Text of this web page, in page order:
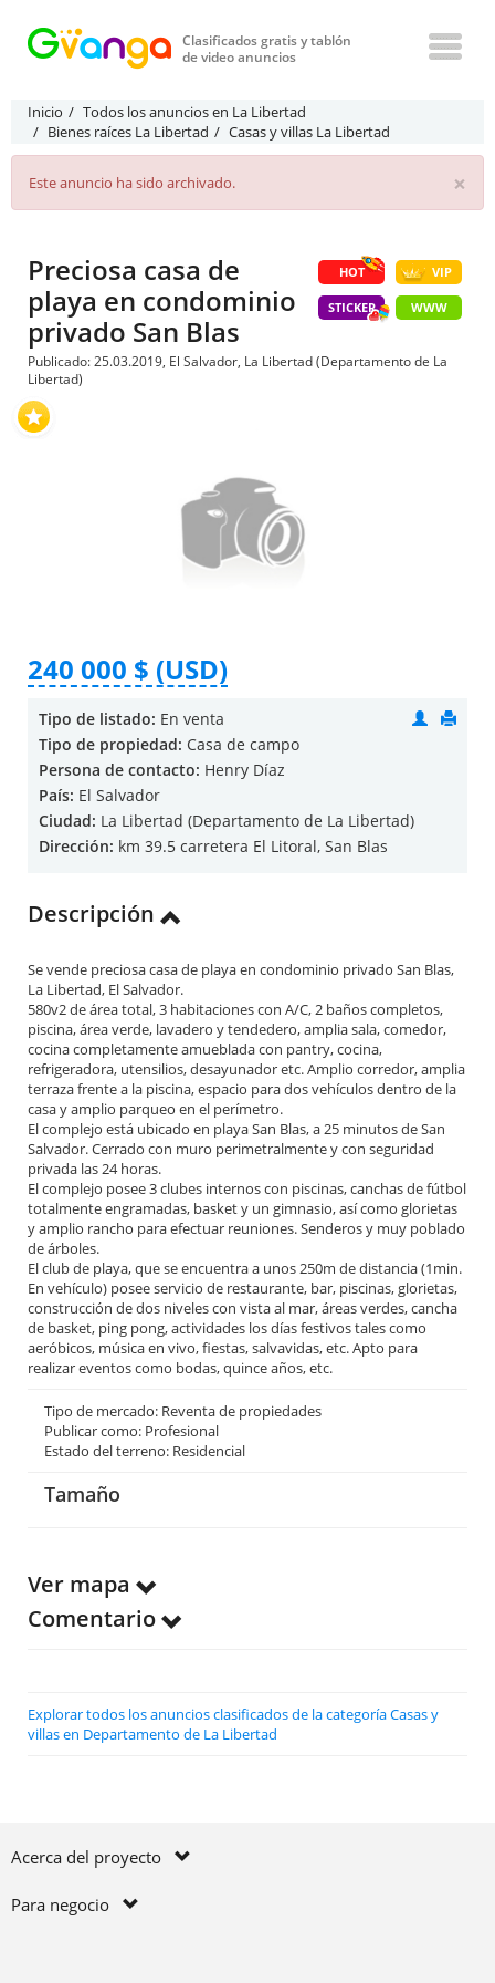
Clasificados gratis y tablón
de video anuncios
Inicio
Todos los anuncios en La Libertad
Bienes raíces La Libertad
Casas y villas La Libertad
×
Este anuncio ha sido archivado.
HOT VIP
STICKER WWW
Preciosa casa de
playa en condominio
privado San Blas
Publicado: 25.03.2019, El Salvador, La Libertad (Departamento de La
Libertad)
240 000 $ (USD)
Tipo de listado: En venta
Tipo de propiedad: Casa de campo
Persona de contacto: Henry Díaz
País: El Salvador
Ciudad: La Libertad (Departamento de La Libertad)
Dirección: km 39.5 carretera El Litoral, San Blas
Descripción
Se vende preciosa casa de playa en condominio privado San Blas,
La Libertad, El Salvador.
580v2 de área total, 3 habitaciones con A/C, 2 baños completos,
piscina, área verde, lavadero y tendedero, amplia sala, comedor,
cocina completamente amueblada con pantry, cocina,
refrigeradora, utensilios, desayunador etc. Amplio corredor, amplia
terraza frente a la piscina, espacio para dos vehículos dentro de la
casa y amplio parqueo en el perímetro.
El complejo está ubicado en playa San Blas, a 25 minutos de San
Salvador. Cerrado con muro perimetralmente y con seguridad
privada las 24 horas.
El complejo posee 3 clubes internos con piscinas, canchas de fútbol
totalmente engramadas, basket y un gimnasio, así como glorietas
y amplio rancho para efectuar reuniones. Senderos y muy poblado
de árboles.
El club de playa, que se encuentra a unos 250m de distancia (1min.
En vehículo) posee servicio de restaurante, bar, piscinas, glorietas,
construcción de dos niveles con vista al mar, áreas verdes, cancha
de basket, ping pong, actividades los días festivos tales como
aeróbicos, música en vivo, fiestas, salvavidas, etc. Apto para
realizar eventos como bodas, quince años, etc.
Tipo de mercado: Reventa de propiedades
Publicar como: Profesional
Estado del terreno: Residencial
Tamaño
Ver mapa
Comentario
Explorar todos los anuncios clasificados de la categoría Casas y
villas en Departamento de La Libertad
Acerca del proyecto
Para negocio